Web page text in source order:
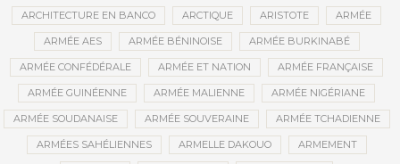
ARCHITECTURE EN BANCO ARCTIQUE ARISTOTE ARMÉE
ARMÉE AES ARMÉE BÉNINOISE ARMÉE BURKINABÉ
ARMÉE CONFÉDÉRALE ARMÉE ET NATION ARMÉE FRANÇAISE
ARMÉE GUINÉENNE ARMÉE MALIENNE ARMÉE NIGÉRIANE
ARMÉE SOUDANAISE ARMÉE SOUVERAINE ARMÉE TCHADIENNE
ARMÉES SAHÉLIENNES ARMELLE DAKOUO ARMEMENT